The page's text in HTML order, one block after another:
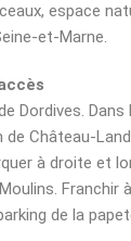
espace
et-Marne.
Dordives. Dans
de Château-
à droite et
Franchir
de la